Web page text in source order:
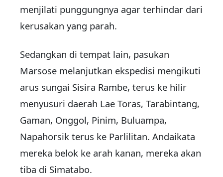
menjilati punggungnya agar terhindar dari
kerusakan yang parah.
Sedangkan di tempat lain, pasukan
Marsose melanjutkan ekspedisi mengikuti
arus sungai Sisira Rambe, terus ke hilir
menyusuri daerah Lae Toras, Tarabintang,
Gaman, Onggol, Pinim, Buluampa,
Napahorsik terus ke Parlilitan. Andaikata
mereka belok ke arah kanan, mereka akan
tiba di Simatabo.